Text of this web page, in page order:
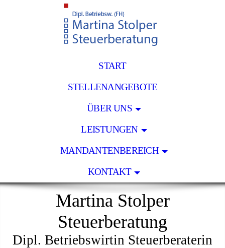
START
STELLENANGEBOTE
ÜBER UNS
LEISTUNGEN
MANDANTENBEREICH
KONTAKT
Martina Stolper
Steuerberatung
Dipl. Betriebswirtin Steuerberaterin